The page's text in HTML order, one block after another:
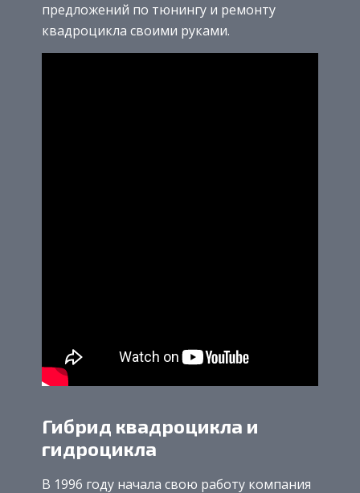
предложений по тюнингу и ремонту
квадроцикла своими руками.
Гибрид квадроцикла и
гидроцикла
В 1996 году начала свою работу компания